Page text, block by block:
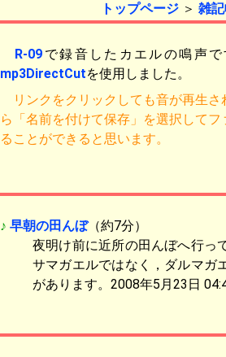
トップページ ＞ 雑
R-09 で録音したカエルの鳴声
mp3DirectCutを使用しました。
リンクをクリックしても音が再生
ら「名前を付けて保存」を選択して
ることができると思います。
♪ 早朝の田んぼ（約7分）
夜明け前に近所の田んぼへ行っ
サマガエルではなく，ダルマガ
があります。2008年5月23日